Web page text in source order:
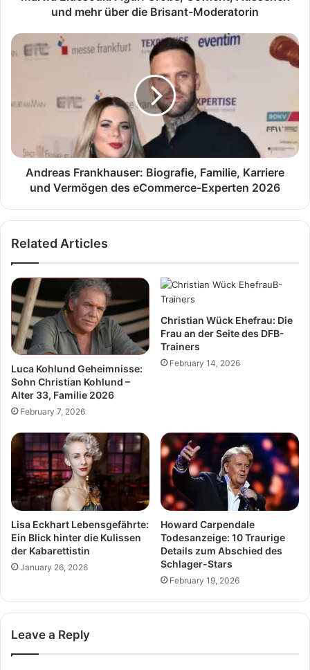
und mehr über die Brisant-Moderatorin
Andreas
Frankhauser:
Karriere
eCommerce-
Experten
2026
Andreas Frankhauser: Biografie, Familie, Karriere
und Vermögen des eCommerce-Experten 2026
Related Articles
Luca Kohlund Geheimnisse:
Sohn Christian Kohlund –
Alter 33, Familie 2026
February 7, 2026
Christian Wück Ehefrau: Die
Frau an der Seite des DFB-
Trainers
February 14, 2026
Lisa Eckhart Lebensgefährte:
Ein Blick hinter die Kulissen
der Kabarettistin
January 26, 2026
Howard Carpendale
Todesanzeige: 10 Traurige
Details zum Abschied des
Schlager-Stars
February 19, 2026
Leave a Reply